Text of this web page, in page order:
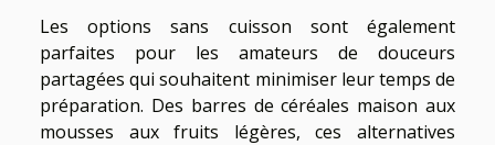
Les options sans cuisson sont également
parfaites pour les amateurs de douceurs
partagées qui souhaitent minimiser leur temps de
préparation. Des barres de céréales maison aux
mousses aux fruits légères, ces alternatives